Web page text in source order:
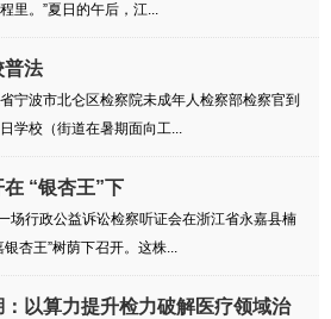
里。”夏日的午后，江...
普法
宁波市北仑区检察院未成年人检察部检察官到
学校（街道在暑期面向工...
在 “银杏王”下
场行政公益诉讼检察听证会在浙江省永嘉县楠
银杏王”树荫下召开。这株...
：以算力提升检力破解医疗领域治